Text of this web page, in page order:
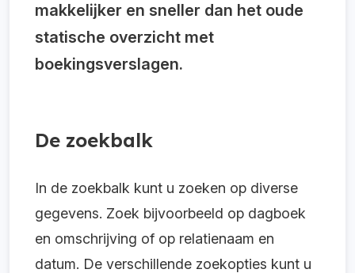
makkelijker en sneller dan het oude
statische overzicht met
boekingsverslagen.
De zoekbalk
In de zoekbalk kunt u zoeken op diverse
gegevens. Zoek bijvoorbeeld op dagboek
en omschrijving of op relatienaam en
datum. De verschillende zoekopties kunt u